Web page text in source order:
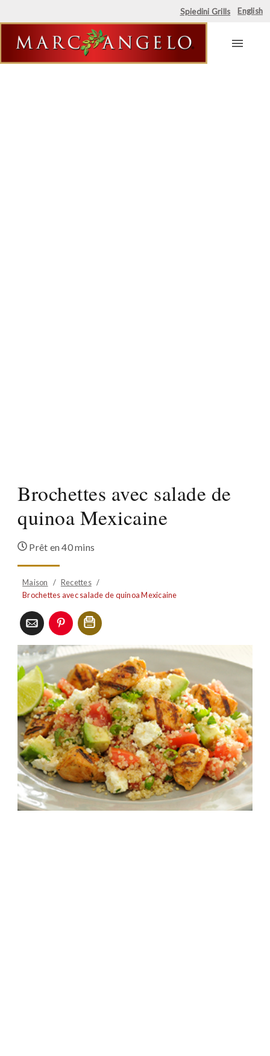
to
content
Spiedini Grills English
Brochettes avec salade de
quinoa Mexicaine
Prêt en40 mins
Maison / Recettes /
Brochettes avec salade de quinoa Mexicaine